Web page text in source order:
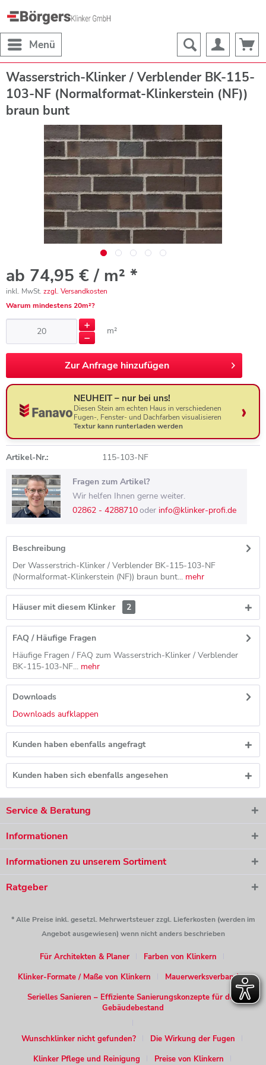
Menü
Wasserstrich-Klinker / Verblender BK-115-
103-NF (Normalformat-Klinkerstein (NF))
braun bunt
ab 74,95 € / m² *
inkl. MwSt. zzgl. Versandkosten
Warum mindestens 20m²?
m²
ZurAnfrage hinzufügen
NEUHEIT – nur bei uns!
Diesen Stein am echten Haus in verschiedenen
Fugen-, Fenster- und Dachfarben visualisieren
Textur kann runterladen werden
Artikel-Nr.: 115-103-NF
Fragen zum Artikel?
Wir helfen Ihnen gerne weiter.
02862 - 4288710oder info@klinker-profi.de
Beschreibung
Der Wasserstrich-Klinker / Verblender BK-115-103-NF
(Normalformat-Klinkerstein (NF)) braun bunt... mehr
Häuser mit diesem Klinker 2
FAQ / Häufige Fragen
Häufige Fragen / FAQ zum Wasserstrich-Klinker / Verblender
BK-115-103-NF... mehr
Downloads
Downloads aufklappen
Kunden haben ebenfalls angefragt
Kunden haben sich ebenfalls angesehen
Service & Beratung
Informationen
Informationen zu unserem Sortiment
Ratgeber
* Alle Preise inkl. gesetzl. Mehrwertsteuer zzgl. Lieferkosten (werden im
Angebot ausgewiesen) wenn nicht anders beschrieben
Für Architekten & Planer
Farben von Klinkern
Klinker-Formate / Maße von Klinkern
Mauerwerksverband
Serielles Sanieren – Effiziente Sanierungskonzepte für den
Gebäudebestand
Wunschklinker nicht gefunden?
Die Wirkung der Fugen
Klinker Pflege und Reinigung
Preise von Klinkern